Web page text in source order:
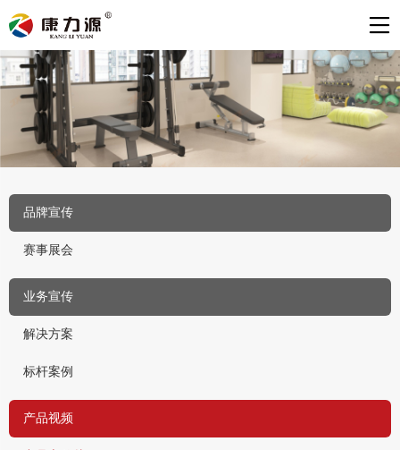
品牌宣传
赛事展会
业务宣传
解决方案
标杆案例
产品视频